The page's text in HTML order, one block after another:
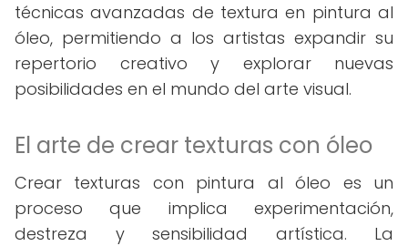
técnicas avanzadas de textura en pintura al
óleo, permitiendo a los artistas expandir su
repertorio creativo y explorar nuevas
posibilidades en el mundo del arte visual.
El arte de crear texturas con óleo
Crear texturas con pintura al óleo es un
proceso que implica experimentación,
destreza y sensibilidad artística. La